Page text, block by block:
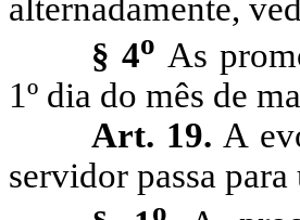
alternadamente,
§ 4o As
1º dia do mês de
Art. 19. A
servidor passa
o